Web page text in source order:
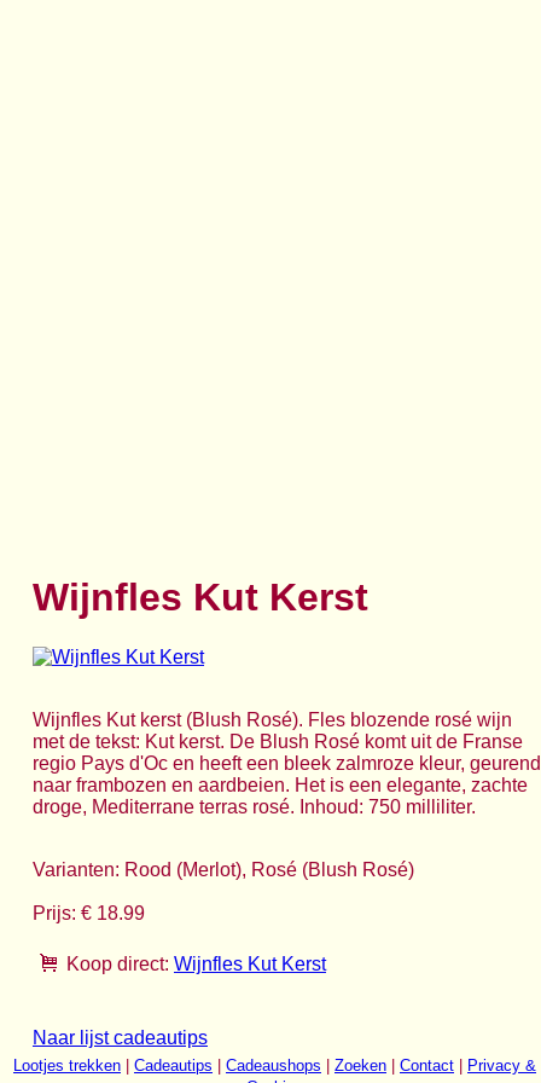
Wijnfles Kut Kerst
Wijnfles Kut kerst (Blush Rosé). Fles blozende rosé wijn
met de tekst: Kut kerst. De Blush Rosé komt uit de Franse
regio Pays d'Oc en heeft een bleek zalmroze kleur, geurend
naar frambozen en aardbeien. Het is een elegante, zachte
droge, Mediterrane terras rosé. Inhoud: 750 milliliter.
Varianten: Rood (Merlot), Rosé (Blush Rosé)
Prijs: € 18.99
Koop direct: Wijnfles Kut Kerst
Naar lijst cadeautips
Lootjes trekken Cadeautips Cadeaushops Zoeken Contact
Privacy &